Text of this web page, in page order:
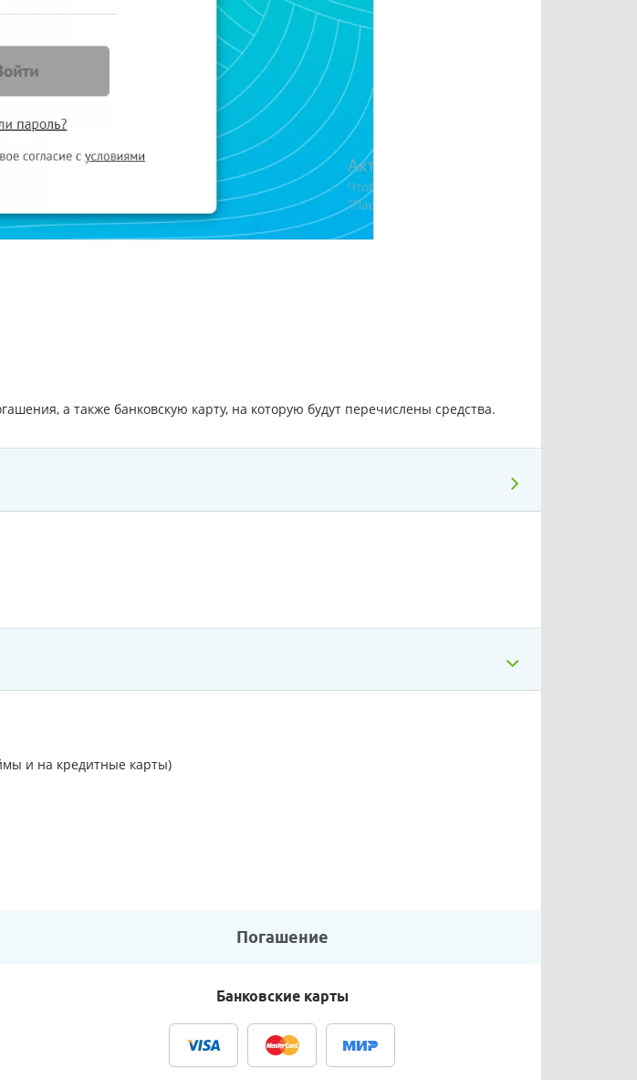
а также банковскую карту, на которую будут перечислены средства.
и на кредитные карты)
Погашение
Банковские карты